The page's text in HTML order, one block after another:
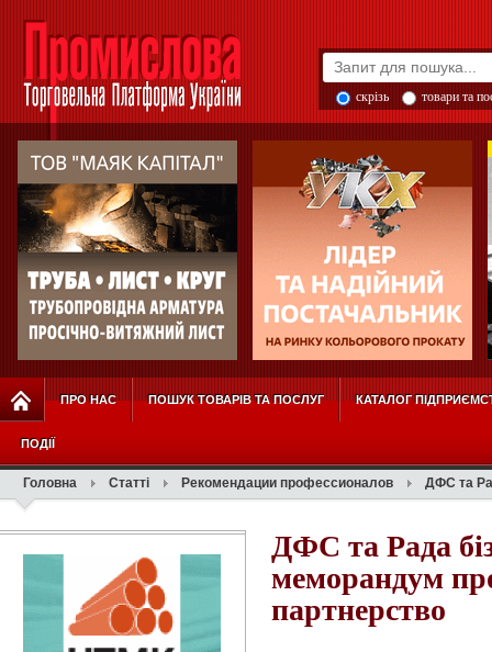
скрізь товари та
ПРО НАС ПОШУК ТОВАРІВ ТА ПОСЛУГ КАТАЛОГ
ПОДІЇ
Головна Статті Рекомендации профессионалов ДФС та
ДФС та Рада
меморандум
партнерство